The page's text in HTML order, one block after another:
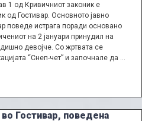
1 од Кривичниот законик е
од Гостивар. Основното јавно
поведе истрага поради основано
на 2 јануари принудил на
девојче. Со жртвата се
“Снеп-чет” и започнале да …
Гостивар, поведена